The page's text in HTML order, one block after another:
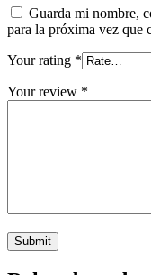
Guarda mi nombre,
para la próxima vez que
Your rating *
Your review *